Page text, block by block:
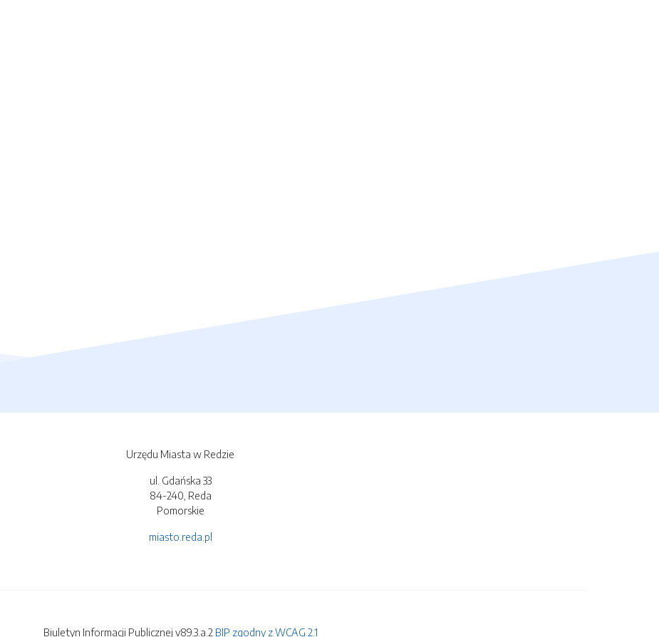
Urzędu Miasta w Redzie
ul. Gdańska 33
84-240, Reda
Pomorskie
miasto.reda.pl
Biuletyn Informacji Publicznej v89.3.a.2 BIP zgodny z WCAG 2.1